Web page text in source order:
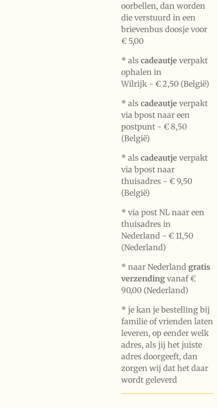
oorbellen, dan worden
die verstuurd in een
brievenbus doosje voor
€ 5,00
* als cadeautje verpakt
ophalen in
Wilrijk - € 2,50 (België)
* als cadeautje verpakt
via bpost naar een
postpunt - € 8,50
(België)
* als cadeautje verpakt
via bpost naar
thuisadres - € 9,50
(België)
* via post NL naar een
thuisadres in
Nederland - € 11,50
(Nederland)
* naar Nederland gratis
verzending vanaf €
90,00 (Nederland)
* je kan je bestelling bij
familie of vrienden laten
leveren, op eender welk
adres, als jij het juiste
adres doorgeeft, dan
zorgen wij dat het daar
wordt geleverd